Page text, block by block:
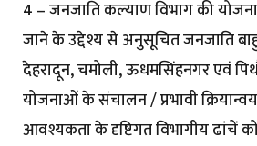
4 – जनजाति कल्याण विभाग की
जाने के उद्देश्य से अनुसूचित जनजाति
देहरादून, चमोली, ऊधमसिंहनगर एवं
योजनाओं के संचालन / प्रभावी
आवश्यकता के दृष्टिगत विभागीय ढांचें